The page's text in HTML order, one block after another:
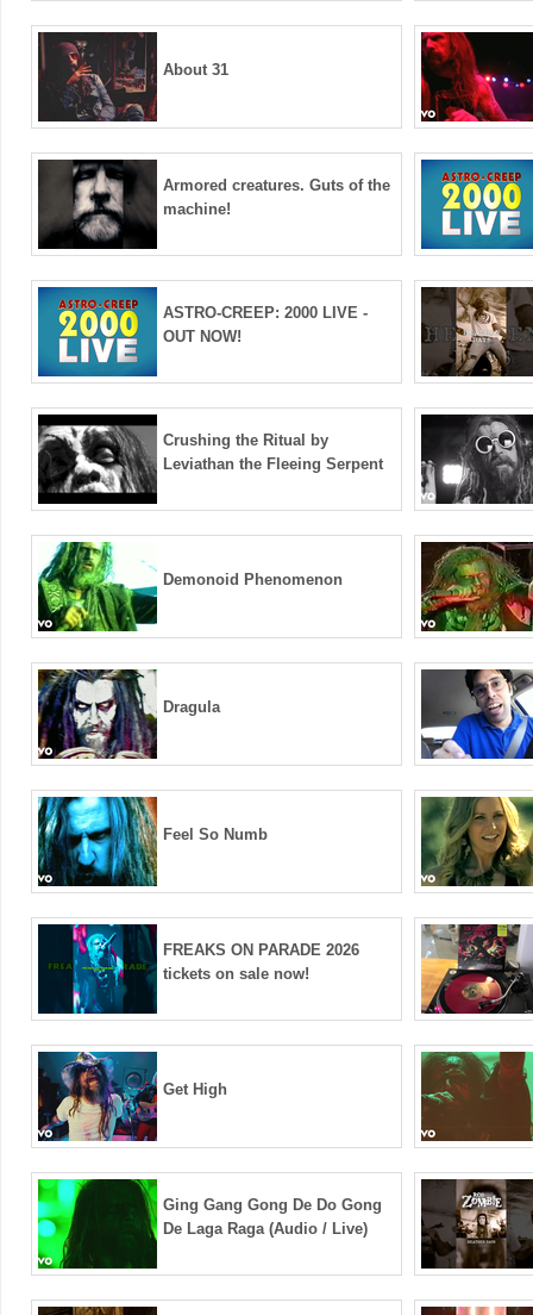
About 31
Armored creatures. Guts of the
machine!
ASTRO-CREEP: 2000 LIVE -
OUT NOW!
Crushing the Ritual by
Leviathan the Fleeing Serpent
Demonoid Phenomenon
Dragula
Feel So Numb
FREAKS ON PARADE 2026
tickets on sale now!
Get High
Ging Gang Gong De Do Gong
De Laga Raga (Audio / Live)